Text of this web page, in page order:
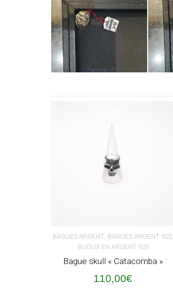
BAGUES ARGENT, BAGUES ARGENT 925,
BIJOUX EN ARGENT 925
Bague skull « Catacomba »
110,00€